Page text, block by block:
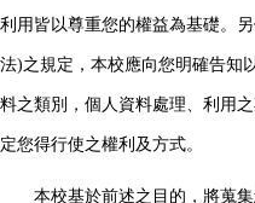
利用皆以尊重您的權益為基礎。
法)之規定，本校應向您明確告知
料之類別，個人資料處理、利用
定您得行使之權利及方式。
本校基於前述之目的，將蒐集